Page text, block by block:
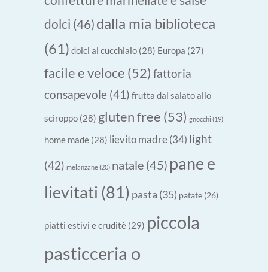
dolci (46) dalla mia biblioteca
(61) dolci al cucchiaio (28) Europa (27)
facile e veloce (52) fattoria
consapevole (41) frutta dal salato allo
sciroppo (28) gluten free (53) gnocchi (19)
home made (28) lievito madre(34) light
(42) melanzane(20) natale (45) pane e
lievitati (81) pasta (35) patate (26)
piatti estivi e cruditè (29) piccola
pasticceria o